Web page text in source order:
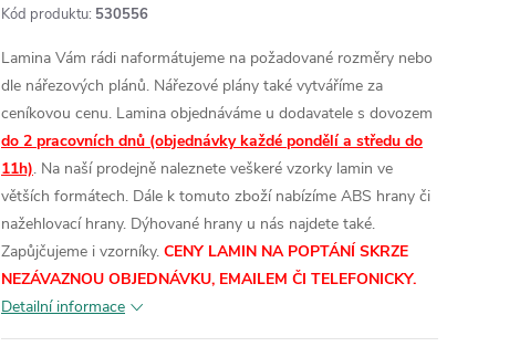
Kód produktu: 530556
Lamina Vám rádi naformátujeme na požadované rozměry nebo
dle nářezových plánů. Nářezové plány také vytváříme za
ceníkovou cenu. Lamina objednáváme u dodavatele s dovozem
do 2 pracovních dnů (objednávky každé pondělí a středu do
11h). Na naší prodejně naleznete veškeré vzorky lamin ve
větších formátech. Dále k tomuto zboží nabízíme ABS hrany či
nažehlovací hrany. Dýhované hrany u nás najdete také.
Zapůjčujeme i vzorníky. CENY LAMIN NA POPTÁNÍ SKRZE
NEZÁVAZNOU OBJEDNÁVKU, EMAILEM ČI TELEFONICKY.
Detailní informace